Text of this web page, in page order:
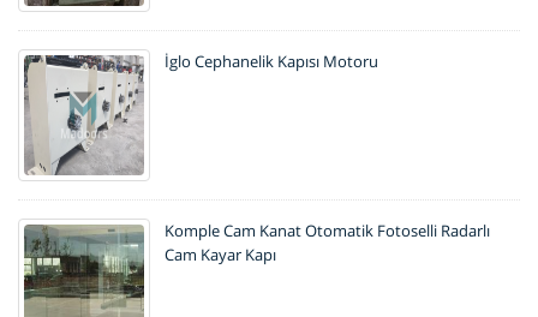
İglo Cephanelik Kapısı Motoru
Komple Cam Kanat Otomatik Fotoselli Radarlı
Cam Kayar Kapı